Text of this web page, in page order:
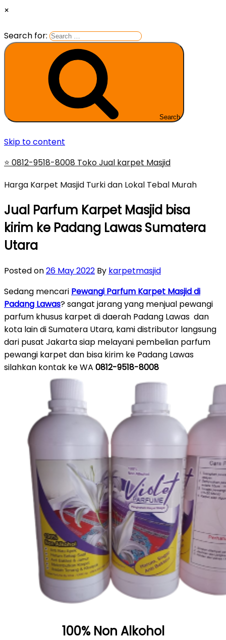
×
Search for:
Search
Skip to content
⭐ 0812-9518-8008 Toko Jual karpet Masjid
Harga Karpet Masjid Turki dan Lokal Tebal Murah
Jual Parfum Karpet Masjid bisa
kirim ke Padang Lawas Sumatera
Utara
Posted on26 May 2022 By karpetmasjid
Sedang mencari Pewangi Parfum Karpet Masjid di
Padang Lawas? sangat jarang yang menjual pewangi
parfum khusus karpet di daerah Padang Lawas dan
kota lain di Sumatera Utara, kami distributor langsung
dari pusat Jakarta siap melayani pembelian parfum
pewangi karpet dan bisa kirim ke Padang Lawas
silahkan kontak ke WA 0812-9518-8008
100% Non Alkohol